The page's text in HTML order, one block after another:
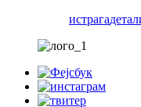
истрага